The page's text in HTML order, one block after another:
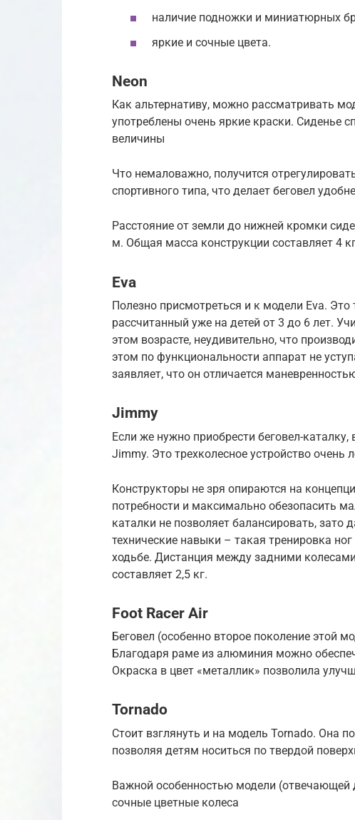
наличие подножки и миниатюрных
яркие и сочные цвета.
Neon
Как альтернативу, можно рассматривать
употреблены очень яркие краски. Сиденье
величины
Что немаловажно, получится
спортивного типа, что делает беговел
Расстояние от земли до нижней кромки
м. Общая масса конструкции составляет 4
Eva
Полезно присмотреться и к модели Eva.
рассчитанный уже на детей от 3 до 6 лет.
этом возрасте, неудивительно, что
этом по функциональности аппарат не
заявляет, что он отличается
Jimmy
Если же нужно приобрести беговел-
Jimmy. Это трехколесное устройство очень
Конструкторы не зря опираются на
потребности и максимально обезопасить
каталки не позволяет балансировать, зато
технические навыки – такая тренировка
ходьбе. Дистанция между задними
составляет 2,5 кг.
Foot Racer Air
Беговел (особенно второе поколение этой
Благодаря раме из алюминия можно
Окраска в цвет «металлик» позволила
Tornado
Стоит взглянуть и на модель Tornado. Она
позволяя детям носиться по твердой
Важной особенностью модели (отвечающей
сочные цветные колеса